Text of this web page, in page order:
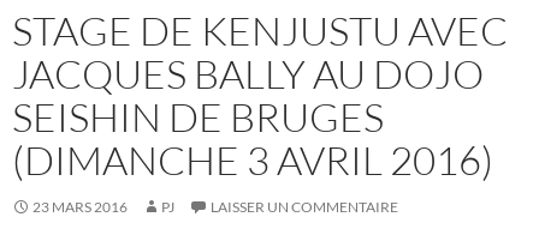
STAGE DE KENJUSTU AVEC
JACQUES BALLY AU DOJO
SEISHIN DE BRUGES
(DIMANCHE 3 AVRIL 2016)
23 MARS 2016 PJ LAISSER UN COMMENTAIRE